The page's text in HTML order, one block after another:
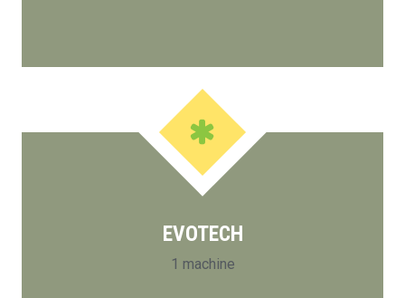
EVOTECH
1 machine